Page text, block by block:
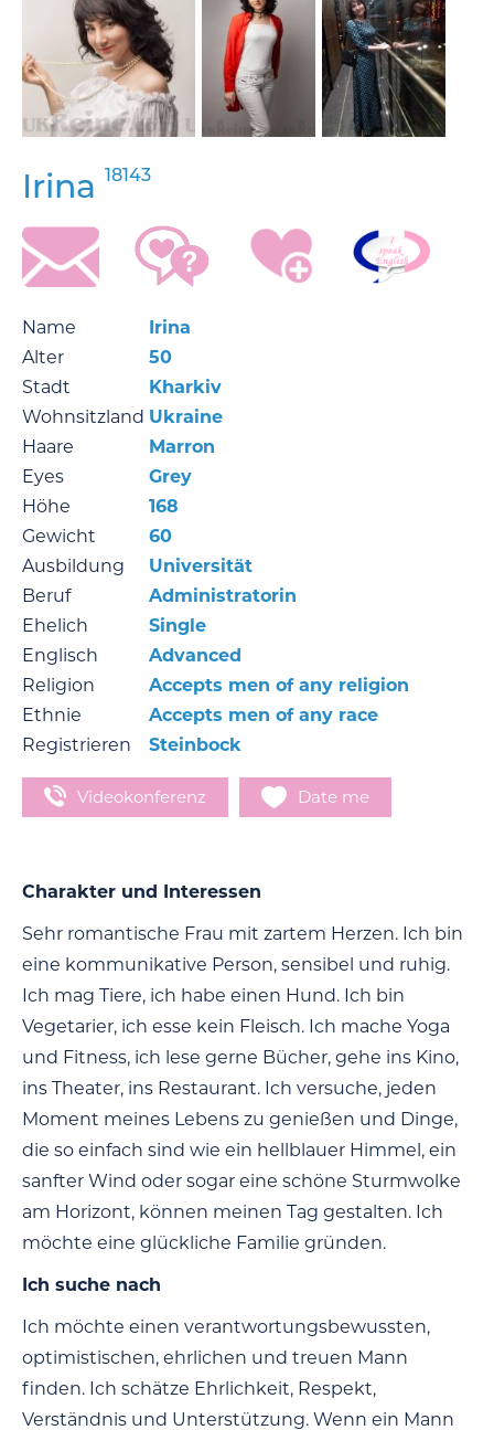
Irina 18143
Name
Irina
Alter
50
Stadt
Kharkiv
Wohnsitzland Ukraine
Haare
Marron
Eyes
Grey
Höhe
168
Gewicht
60
Ausbildung
Universität
Beruf
Administratorin
Ehelich
Single
Englisch
Advanced
Religion
Accepts men of any religion
Ethnie
Accepts men of any race
Registrieren
Steinbock
Videokonferenz Date me
Charakter und Interessen
Sehr romantische Frau mit zartem Herzen. Ich bin
eine kommunikative Person, sensibel und ruhig.
Ich mag Tiere, ich habe einen Hund. Ich bin
Vegetarier, ich esse kein Fleisch. Ich mache Yoga
und Fitness, ich lese gerne Bücher, gehe ins Kino,
ins Theater, ins Restaurant. Ich versuche, jeden
Moment meines Lebens zu genießen und Dinge,
die so einfach sind wie ein hellblauer Himmel, ein
sanfter Wind oder sogar eine schöne Sturmwolke
am Horizont, können meinen Tag gestalten. Ich
möchte eine glückliche Familie gründen.
Ich suche nach
Ich möchte einen verantwortungsbewussten,
optimistischen, ehrlichen und treuen Mann
finden. Ich schätze Ehrlichkeit, Respekt,
Verständnis und Unterstützung. Wenn ein Mann